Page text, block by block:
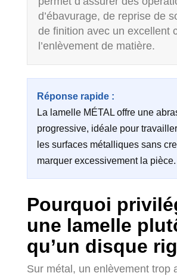
d’ébavurage, de reprise de
de finition avec un excellent
l’enlèvement de matière.
Réponse rapide :
La lamelle MÉTAL offre une
progressive, idéale pour
les surfaces métalliques sans
marquer excessivement la pièce.
Pourquoi
une lamelle
qu’un disque
Sur métal, un enlèvement trop